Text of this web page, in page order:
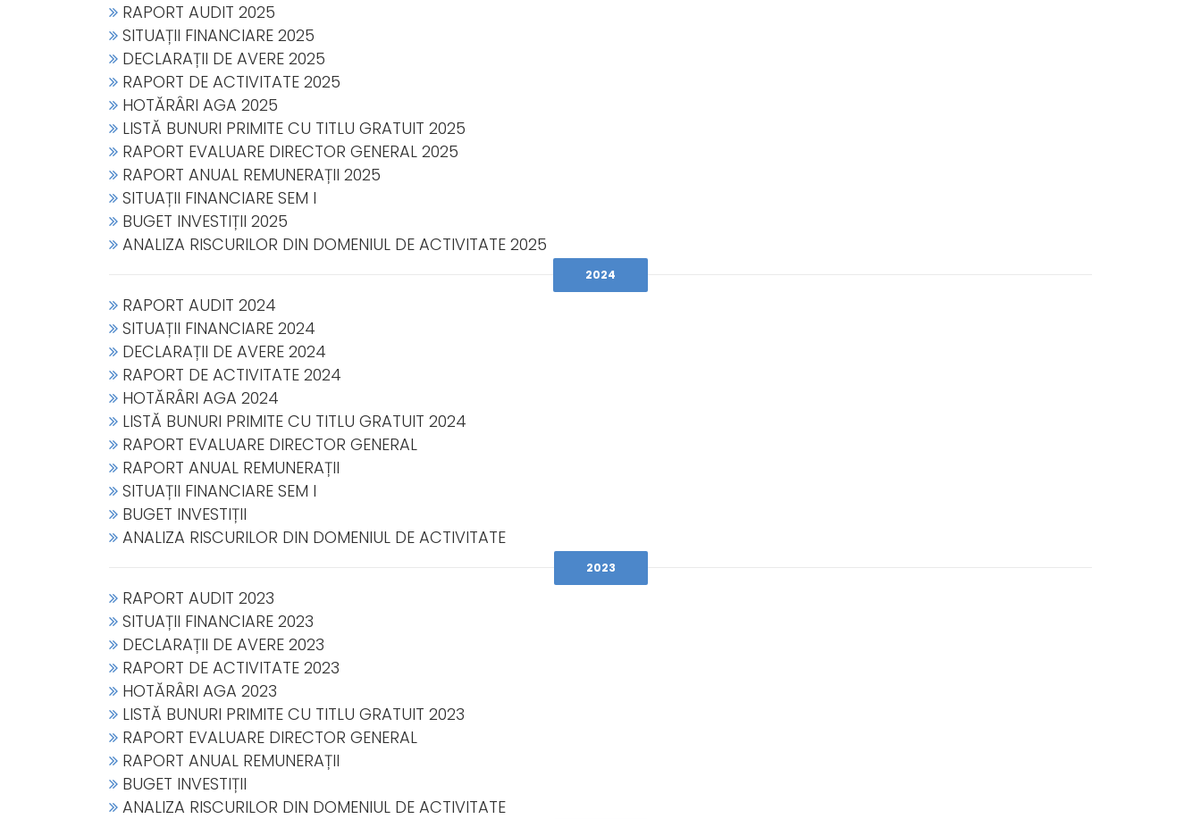
RAPORT AUDIT 2025
SITUAȚII FINANCIARE 2025
DECLARAȚII DE AVERE 2025
RAPORT DE ACTIVITATE 2025
HOTĂRÂRI AGA 2025
LISTĂ BUNURI PRIMITE CU TITLU GRATUIT 2025
RAPORT EVALUARE DIRECTOR GENERAL 2025
RAPORT ANUAL REMUNERAȚII 2025
SITUAȚII FINANCIARE SEM I
BUGET INVESTIȚII 2025
ANALIZA RISCURILOR DIN DOMENIUL DE ACTIVITATE 2025
2024
RAPORT AUDIT 2024
SITUAȚII FINANCIARE 2024
DECLARAȚII DE AVERE 2024
RAPORT DE ACTIVITATE 2024
HOTĂRÂRI AGA 2024
LISTĂ BUNURI PRIMITE CU TITLU GRATUIT 2024
RAPORT EVALUARE DIRECTOR GENERAL
RAPORT ANUAL REMUNERAȚII
SITUAȚII FINANCIARE SEM I
BUGET INVESTIȚII
ANALIZA RISCURILOR DIN DOMENIUL DE ACTIVITATE
2023
RAPORT AUDIT 2023
SITUAȚII FINANCIARE 2023
DECLARAȚII DE AVERE 2023
RAPORT DE ACTIVITATE 2023
HOTĂRÂRI AGA 2023
LISTĂ BUNURI PRIMITE CU TITLU GRATUIT 2023
RAPORT EVALUARE DIRECTOR GENERAL
RAPORT ANUAL REMUNERAȚII
BUGET INVESTIȚII
ANALIZA RISCURILOR DIN DOMENIUL DE ACTIVITATE